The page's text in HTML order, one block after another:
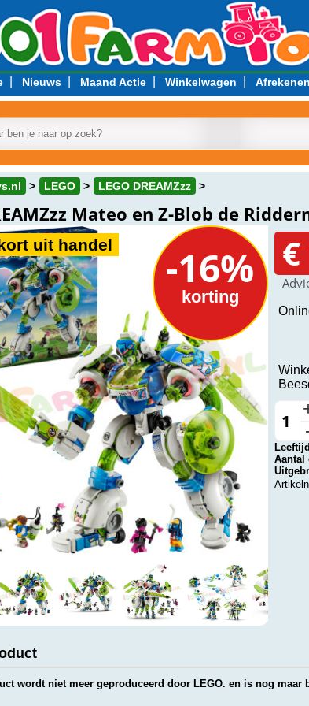
| Nieuws| Maand Actie| Winkelwagen Afrekenen
LEGO LEGO DREAMZzz
Mateo en Z-Blob de
uit handel -16%
korting
€
Aantal
wordt niet meer geproduceerd door LEGO. en is nog maar